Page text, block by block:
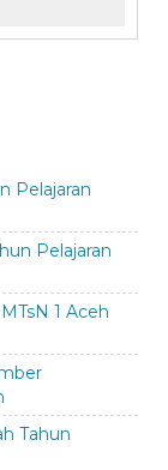
Pelajaran
Pelajaran
1 Aceh
Tahun